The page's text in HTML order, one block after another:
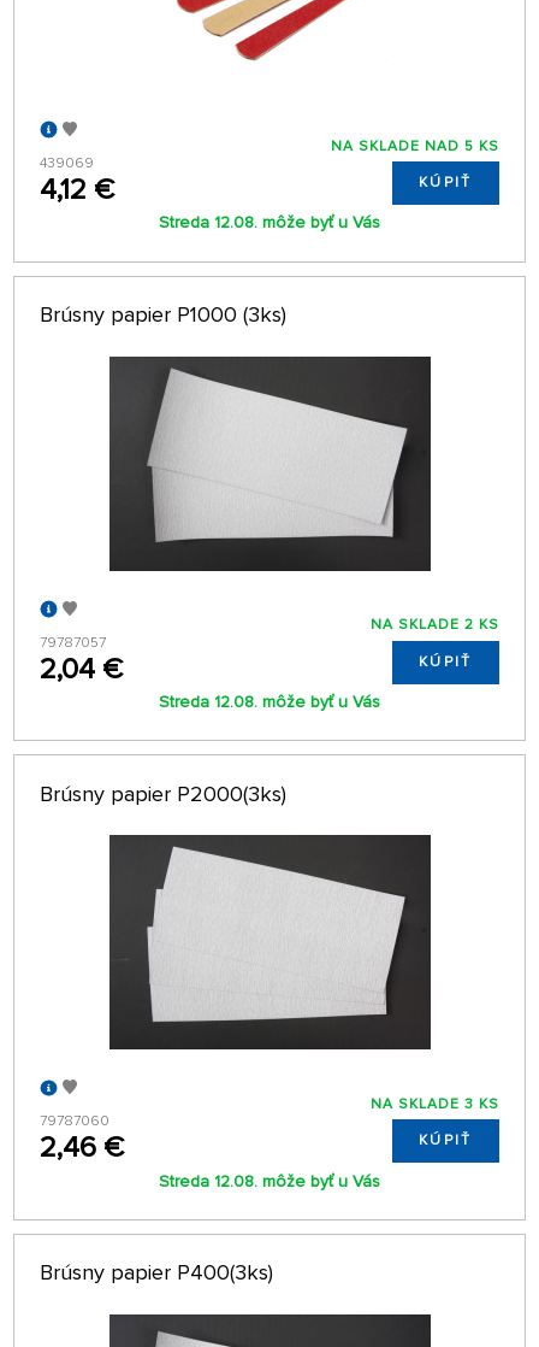
439069
4,12 €
NA SKLADE NAD 5 KS
KÚPIŤ
Streda 12.08. môže byť u Vás
Brúsny papier P1000 (3ks)
79787057
2,04 €
NA SKLADE 2 KS
KÚPIŤ
Streda 12.08. môže byť u Vás
Brúsny papier P2000(3ks)
79787060
2,46 €
NA SKLADE 3 KS
KÚPIŤ
Streda 12.08. môže byť u Vás
Brúsny papier P400(3ks)